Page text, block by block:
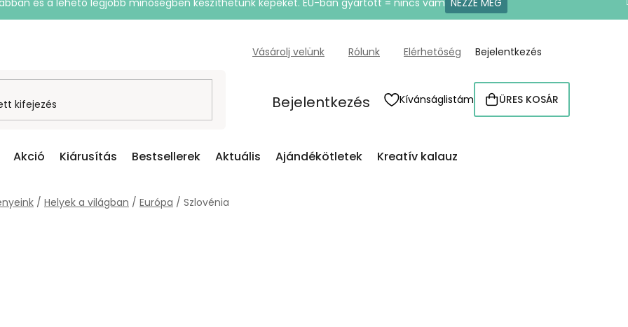
és a lehető legjobb minőségben készíthetünk képeket. EU-ban gyártott = nincs vám NÉZZE MEG
Vásárolj velünk Rólunk Elérhetőség Bejelentkezés
Bejelentkezés Kívánságlistám KOSÁR
ÜRES KOSÁR
Akció Kiárusítás Bestsellerek Aktuális Ajándékötletek Kreatív kalauz
/ Helyek a világban / Európa / Szlovénia